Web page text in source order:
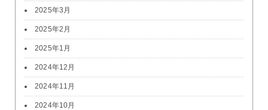
2025年3月
2025年2月
2025年1月
2024年12月
2024年11月
2024年10月